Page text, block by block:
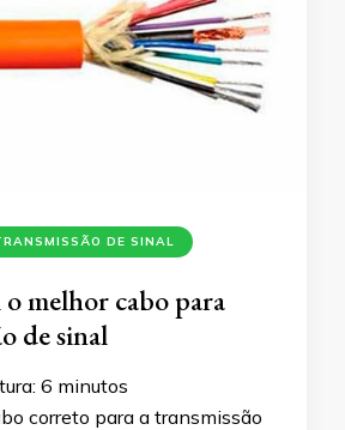
DE SINAL
o melhor cabo para
de sinal
6 minutos
correto para a transmissão